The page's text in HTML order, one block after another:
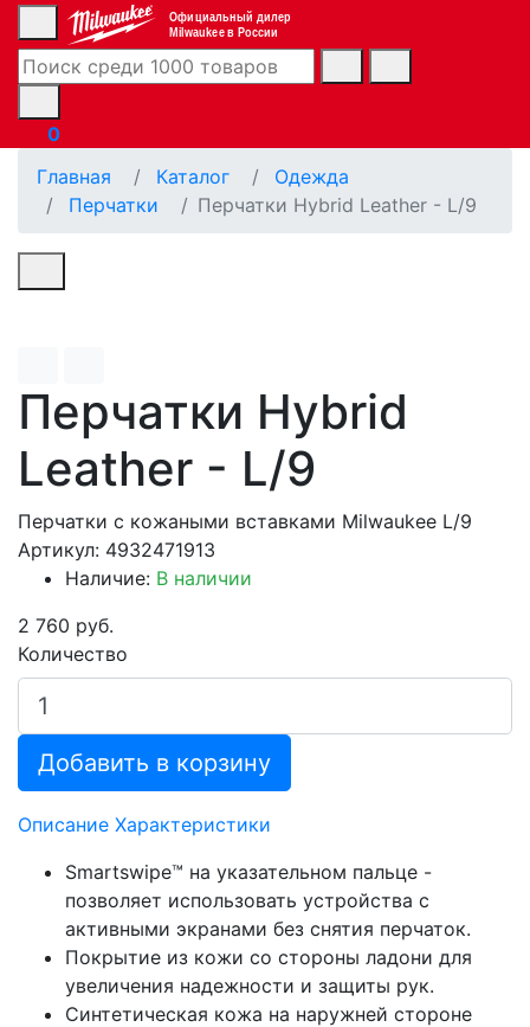
Официальный дилер
Milwaukee в России
0
Главная
Каталог
Одежда
Перчатки
Перчатки Hybrid Leather - L/9
Перчатки Hybrid
Leather - L/9
Перчатки с кожаными вставками Milwaukee L/9
Артикул: 4932471913
Наличие: В наличии
2 760 руб.
Количество
Добавить в корзину
Описание Характеристики
Smartswipe™ на указательном пальце -
позволяет использовать устройства с
активными экранами без снятия перчаток.
Покрытие из кожи со стороны ладони для
увеличения надежности и защиты рук.
Синтетическая кожа на наружней стороне